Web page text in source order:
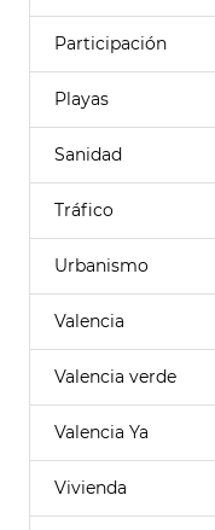
Participación
Playas
Sanidad
Tráfico
Urbanismo
Valencia
Valencia verde
Valencia Ya
Vivienda